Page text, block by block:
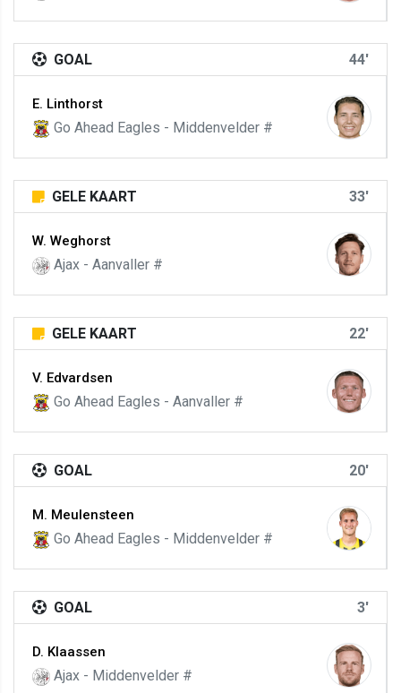
GOAL 44'
E. Linthorst
Go Ahead Eagles - Middenvelder #
GELE KAART 33'
W. Weghorst
Ajax - Aanvaller #
GELE KAART 22'
V. Edvardsen
Go Ahead Eagles - Aanvaller #
GOAL 20'
M. Meulensteen
Go Ahead Eagles - Middenvelder #
GOAL 3'
D. Klaassen
Ajax - Middenvelder #